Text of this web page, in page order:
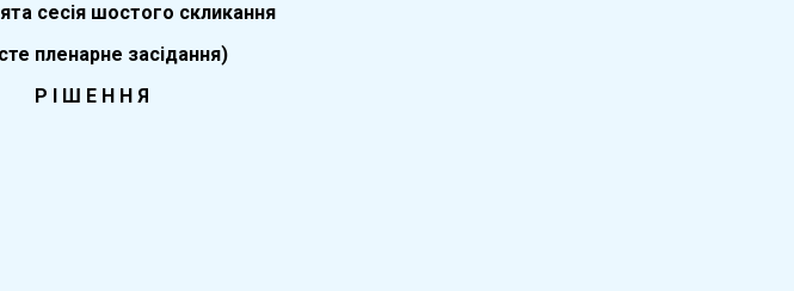
сесія шостого скликання
пленарне засідання)
Р І Ш Е Н Н Я